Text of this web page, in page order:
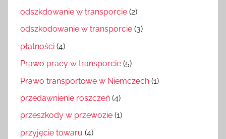
odszkdowanie w transporcie (2)
odszkodowanie w transporcie (3)
płatności (4)
Prawo pracy w transporcie (5)
Prawo transportowe w Niemczech (1)
przedawnienie roszczeń (4)
przeszkody w przewozie (1)
przyjęcie towaru (4)